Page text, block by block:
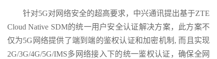
针对5G对网络安全的超高要求，中兴通讯提出基于ZTE
Cloud Native SDM的统一用户安全认证解决方案，此方案不
仅为5G网络提供了端到端的鉴权认证和加密机制, 而且实现
2G/3G/4G/5G/IMS多网络接入下的统一鉴权认证，确保全网